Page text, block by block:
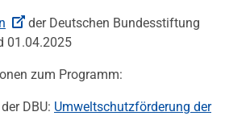
der Deutschen Bundesstiftung
01.04.2025
zum Programm:
DBU: Umweltschutzförderung der